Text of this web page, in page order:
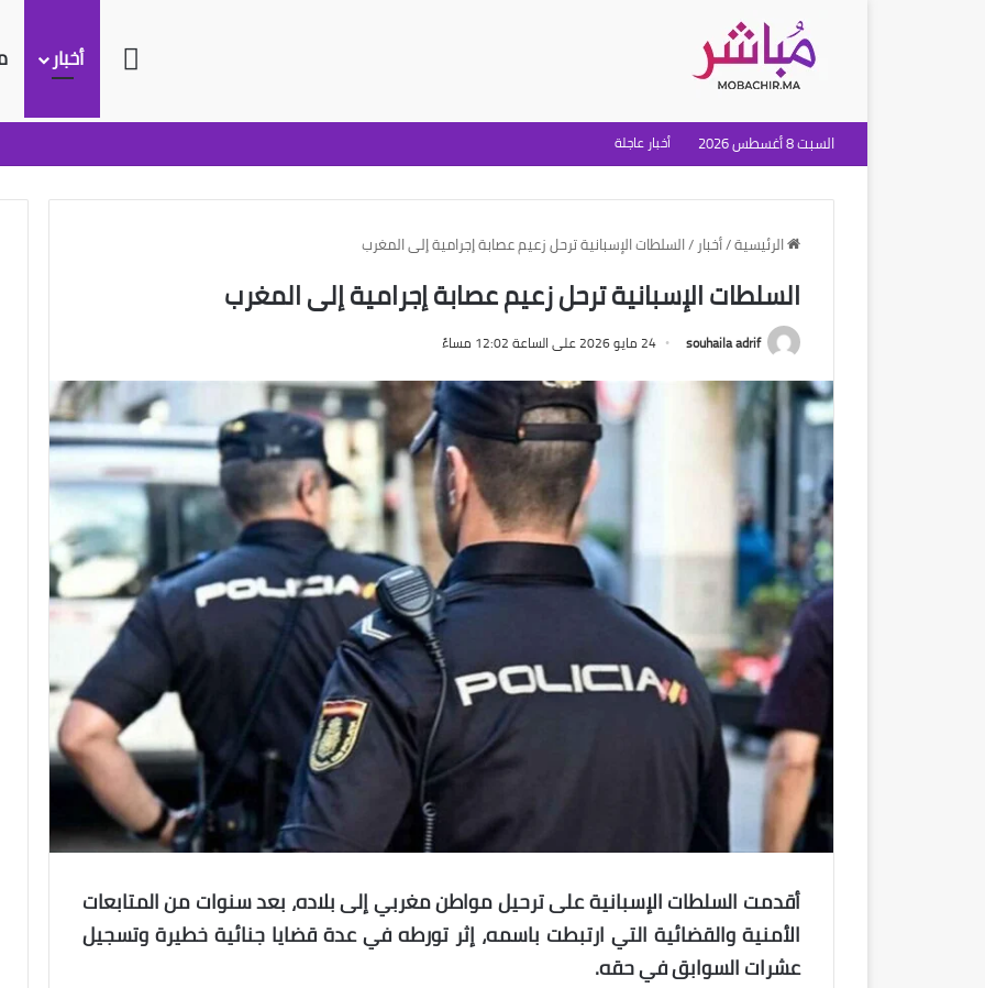
الرئيسية
أخبار
السبت 8 أغسطس 2026 أخبار عاجلة
الرئيسية/أخبار /السلطات الإسبانية ترحل زعيم عصابة إجرامية إلى المغرب
السلطات الإسبانية ترحل زعيم عصابة إجرامية إلى المغرب
souhaila adrif 24 مايو 2026 على الساعة 12:02 مساءً
أقدمت السلطات الإسبانية على ترحيل مواطن مغربي إلى بلاده، بعد سنوات من المتابعات
الأمنية والقضائية التي ارتبطت باسمه، إثر تورطه في عدة قضايا جنائية خطيرة وتسجيل
عشرات السوابق في حقه.